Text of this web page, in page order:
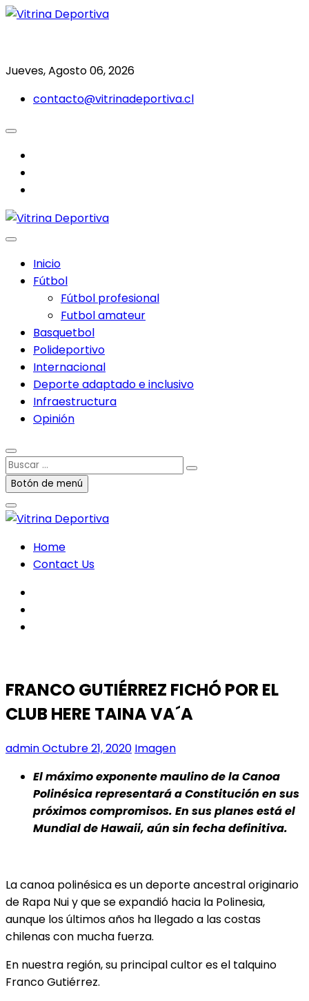
Saltar
Jueves, Agosto 06, 2026
contacto@vitrinadeportiva.cl
Inicio
Fútbol
Fútbol profesional
Futbol amateur
Basquetbol
Polideportivo
Internacional
Deporte adaptado e inclusivo
Infraestructura
Opinión
Buscar
…Botón de menú
Home
Contact Us
FRANCO GUTIÉRREZ FICHÓ POR EL
CLUB HERE TAINA VA´A
adminOctubre 21, 2020 Imagen
El máximo exponente maulino de la Canoa
Polinésica representará a Constitución en sus
próximos compromisos. En sus planes está el
Mundial de Hawaii, aún sin fecha definitiva.
La canoa polinésica es un deporte ancestral originario
de Rapa Nui y que se expandió hacia la Polinesia,
aunque los últimos años ha llegado a las costas
chilenas con mucha fuerza.
En nuestra región, su principal cultor es el talquino
Franco Gutiérrez.